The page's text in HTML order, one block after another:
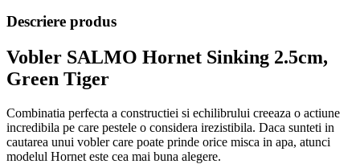
Descriere produs
Vobler SALMO Hornet Sinking 2.5cm,
Green Tiger
Combinatia perfecta a constructiei si echilibrului creeaza o actiune
incredibila pe care pestele o considera irezistibila. Daca sunteti in
cautarea unui vobler care poate prinde orice misca in apa, atunci
modelul Hornet este cea mai buna alegere.